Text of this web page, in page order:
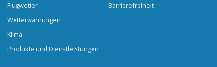
Flugwetter
Wetterwarnungen
Klima
Produkte und Dienstleistungen
Barrierefreiheit